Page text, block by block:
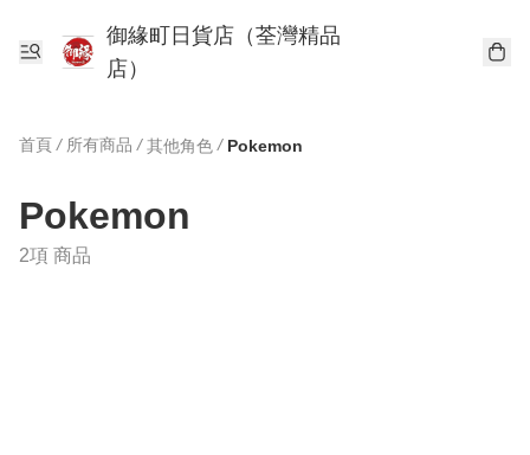
御緣町日貨店（荃灣精品
店）
首頁 / 所有商品 / 其他角色 / Pokemon
Pokemon
2項 商品